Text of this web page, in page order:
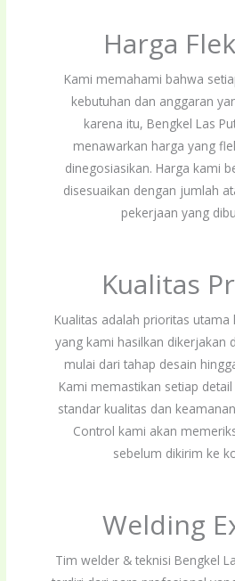
Harga
Kami memahami bahwa
kebutuhan dan anggaran
karena itu, Bengkel Las
menawarkan harga yang
dinegosiasikan. Harga kami
disesuaikan dengan jumlah
pekerjaan yang
Kualitas
Kualitas adalah prioritas utama
yang kami hasilkan dikerjakan
mulai dari tahap desain
Kami memastikan setiap
standar kualitas dan
Control kami akan
sebelum dikirim ke
Welding
Tim welder & teknisi Bengkel